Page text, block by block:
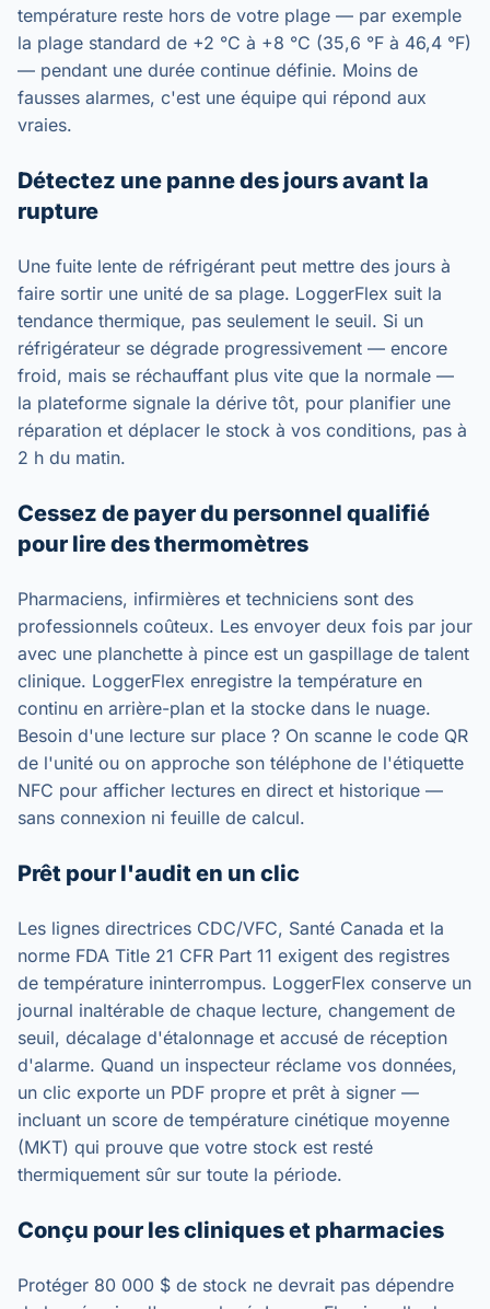
température reste hors de votre plage — par exemple
la plage standard de +2 °C à +8 °C (35,6 °F à 46,4 °F)
— pendant une durée continue définie. Moins de
fausses alarmes, c'est une équipe qui répond aux
vraies.
Détectez une panne des jours avant la
rupture
Une fuite lente de réfrigérant peut mettre des jours à
faire sortir une unité de sa plage. LoggerFlex suit la
tendance thermique, pas seulement le seuil. Si un
réfrigérateur se dégrade progressivement — encore
froid, mais se réchauffant plus vite que la normale —
la plateforme signale la dérive tôt, pour planifier une
réparation et déplacer le stock à vos conditions, pas à
2 h du matin.
Cessez de payer du personnel qualifié
pour lire des thermomètres
Pharmaciens, infirmières et techniciens sont des
professionnels coûteux. Les envoyer deux fois par jour
avec une planchette à pince est un gaspillage de talent
clinique. LoggerFlex enregistre la température en
continu en arrière-plan et la stocke dans le nuage.
Besoin d'une lecture sur place ? On scanne le code QR
de l'unité ou on approche son téléphone de l'étiquette
NFC pour afficher lectures en direct et historique —
sans connexion ni feuille de calcul.
Prêt pour l'audit en un clic
Les lignes directrices CDC/VFC, Santé Canada et la
norme FDA Title 21 CFR Part 11 exigent des registres
de température ininterrompus. LoggerFlex conserve un
journal inaltérable de chaque lecture, changement de
seuil, décalage d'étalonnage et accusé de réception
d'alarme. Quand un inspecteur réclame vos données,
un clic exporte un PDF propre et prêt à signer —
incluant un score de température cinétique moyenne
(MKT) qui prouve que votre stock est resté
thermiquement sûr sur toute la période.
Conçu pour les cliniques et pharmacies
Protéger 80 000 $ de stock ne devrait pas dépendre